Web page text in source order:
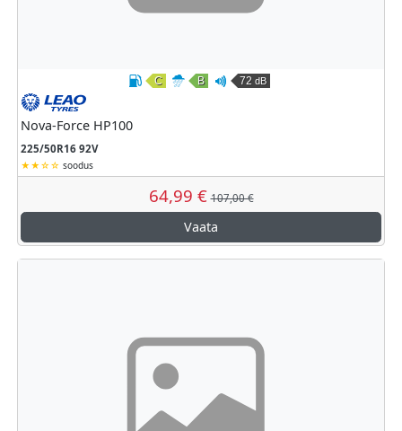
Kütusesäästlikkus
C
Märghaardumine
B
Väline veeremismüra
72 dB
Nova-Force HP100
225/50R16 92V
soodus
64,99 € 107,00 €
Vaata